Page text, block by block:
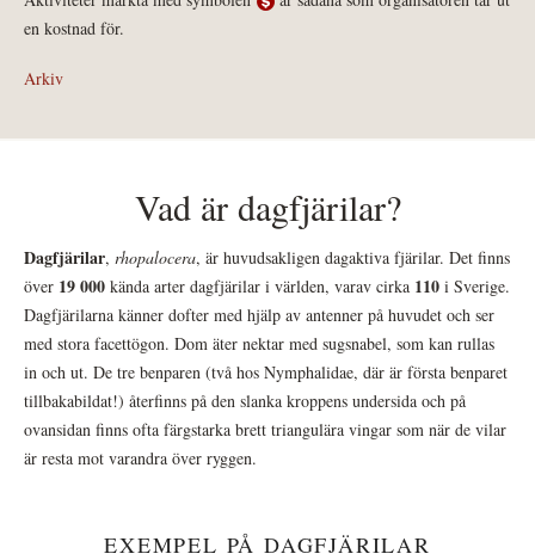
en kostnad för.
Arkiv
Vad är dagfjärilar?
Dagfjärilar, rhopalocera, är huvudsakligen dagaktiva fjärilar. Det finns
över 19 000 kända arter dagfjärilar i världen, varav cirka 110 i Sverige.
Dagfjärilarna känner dofter med hjälp av antenner på huvudet och ser
med stora facettögon. Dom äter nektar med sugsnabel, som kan rullas
in och ut. De tre benparen (två hos Nymphalidae, där är första benparet
tillbakabildat!) återfinns på den slanka kroppens undersida och på
ovansidan finns ofta färgstarka brett triangulära vingar som när de vilar
är resta mot varandra över ryggen.
EXEMPEL PÅ DAGFJÄRILAR